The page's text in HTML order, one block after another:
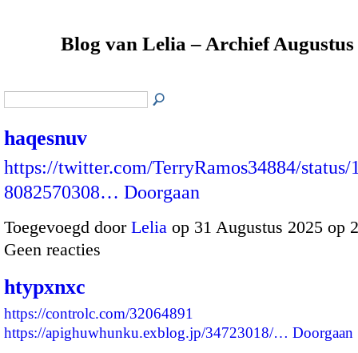
Blog van Lelia – Archief
haqesnuv
https://twitter.com/TerryRamos34884/status/
8082570308… Doorgaan
Toegevoegd door Lelia op 31 Augustus 2025 op
Geen reacties
htypxnxc
https://controlc.com/32064891
https://apighuwhunku.exblog.jp/34723018/… Doorgaan